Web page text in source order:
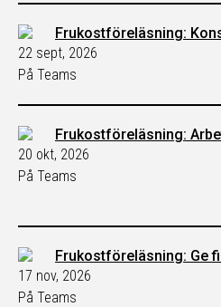
Frukostföreläsning:
22 sept, 2026
På Teams
Frukostföreläsning:
20 okt, 2026
På Teams
Frukostföreläsning: Ge
17 nov, 2026
På Teams